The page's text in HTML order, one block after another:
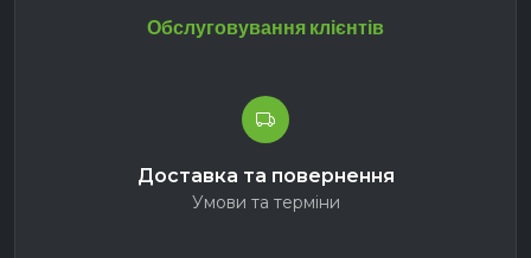
Обслуговування клієнтів
Доставка та повернення
Умови та терміни